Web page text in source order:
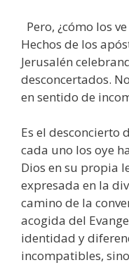
Pero, ¿cómo los
Hechos de los
Jerusalén
desconcertados.
en sentido de
Es el desconcierto
cada uno los oye
Dios en su propia
expresada en la
camino de la
acogida del
identidad y
incompatibles,